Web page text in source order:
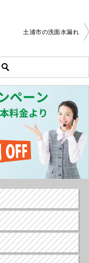
土浦市の洗面水漏れ